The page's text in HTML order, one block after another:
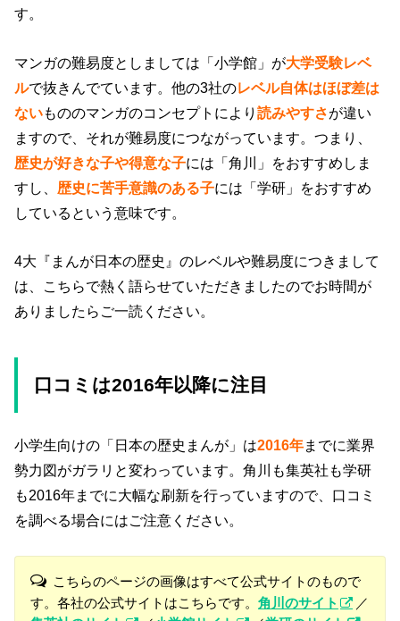
す。
マンガの難易度としましては「小学館」が大学受験レベ
ルで抜きんでています。他の3社のレベル自体はほぼ差は
ないもののマンガのコンセプトにより読みやすさが違い
ますので、それが難易度につながっています。つまり、
歴史が好きな子や得意な子には「角川」をおすすめしま
すし、 歴史に苦手意識のある子には「学研」をおすすめ
しているという意味です。
4大『まんが日本の歴史』のレベルや難易度につきまして
は、こちらで熱く語らせていただきましたのでお時間が
ありましたらご一読ください。
口コミは2016年以降に注目
小学生向けの「日本の歴史まんが」は2016年までに業界
勢力図がガラリと変わっています。角川も集英社も学研
も2016年までに大幅な刷新を行っていますので、口コミ
を調べる場合にはご注意ください。
こちらのページの画像はすべて公式サイトのもので
す。各社の公式サイトはこちらです。角川のサイト
／